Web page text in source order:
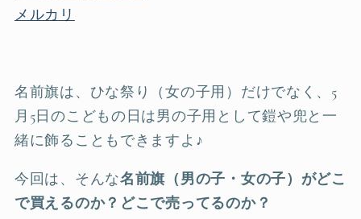
メルカリ
名前旗は、ひな祭り（女の子用）だけでなく、5
月5日のこどもの日は男の子用として鎧や兜と一
緒に飾ることもできますよ♪
今回は、そんな名前旗（男の子・女の子）がどこ
で買えるのか？どこで売ってるのか？